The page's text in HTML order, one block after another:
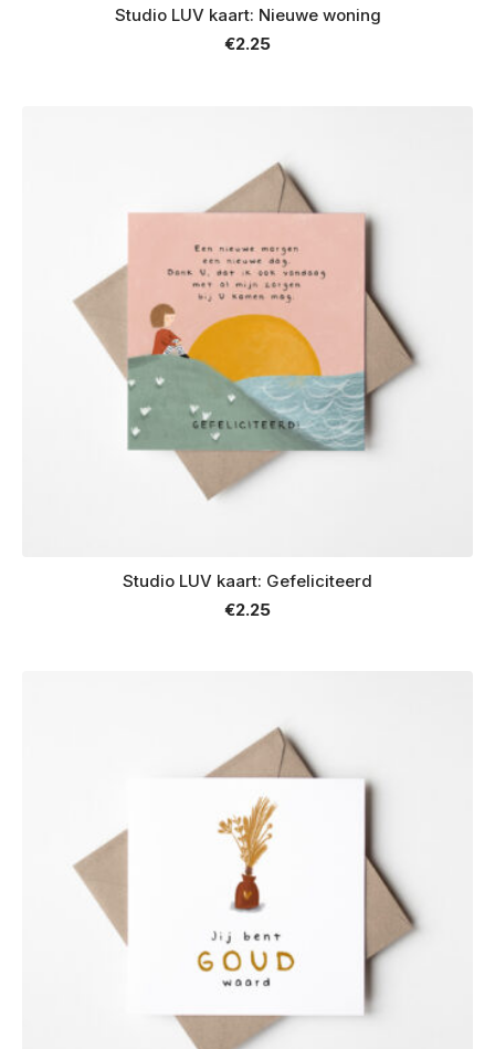
Studio LUV kaart: Nieuwe woning
€2.25
Studio LUV kaart: Gefeliciteerd
€2.25